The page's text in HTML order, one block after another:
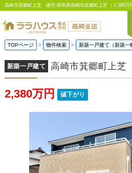
高崎市箕郷町上芝 建売 群馬県高崎市箕郷町上芝 ｜2,380万
TOPページ 物件検索 新築一戸建て（新築一
新築一戸建て 高崎市箕郷町上
2,380万円 値下がり